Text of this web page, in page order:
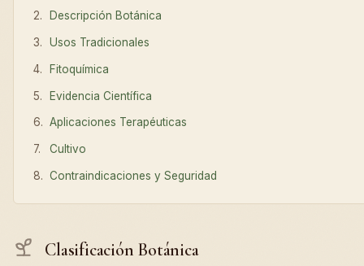
Descripción Botánica
Usos Tradicionales
Fitoquímica
Evidencia Científica
Aplicaciones Terapéuticas
Cultivo
Contraindicaciones y Seguridad
Clasificación Botánica